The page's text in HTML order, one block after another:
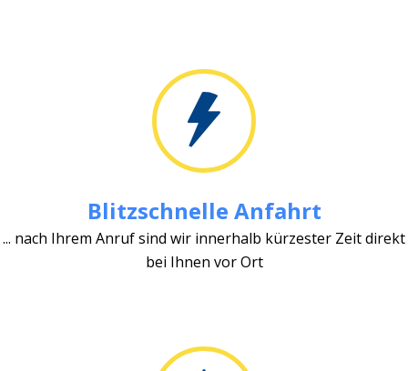
Blitzschnelle Anfahrt
... nach Ihrem Anruf sind wir innerhalb kürzester Zeit direkt
bei Ihnen vor Ort